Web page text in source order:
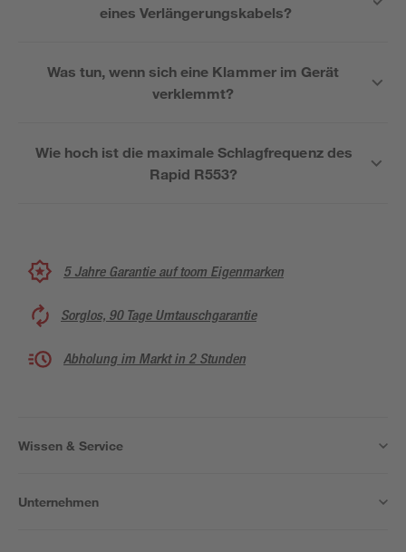
eines Verlängerungskabels?
Was tun, wenn sich eine Klammer im Gerät
verklemmt?
Wie hoch ist die maximale Schlagfrequenz des
Rapid R553?
5 Jahre Garantie auf toom Eigenmarken
Sorglos, 90 Tage Umtauschgarantie
Abholung im Markt in 2 Stunden
Wissen & Service
Unternehmen